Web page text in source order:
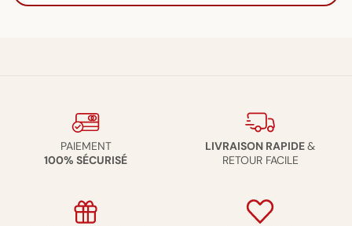
PAIEMENT
100% SÉCURISÉ
LIVRAISON RAPIDE&
RETOUR FACILE